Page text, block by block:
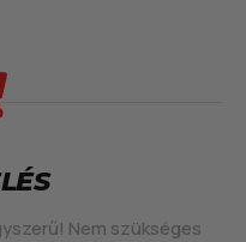
Nem szükséges